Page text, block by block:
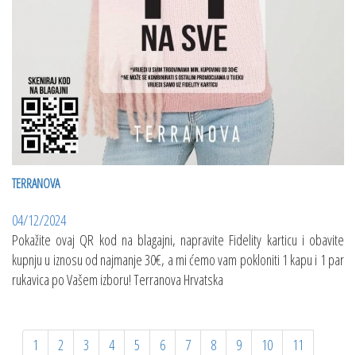
TERRANOVA
04/12/2024
Pokažite ovaj QR kod na blagajni, napravite Fidelity karticu i obavite
kupnju u iznosu od najmanje 30€, a mi ćemo vam pokloniti 1 kapu i 1 par
rukavica po Vašem izboru! Terranova Hrvatska
1 2 3 4 5 6 7 8 9 10
11